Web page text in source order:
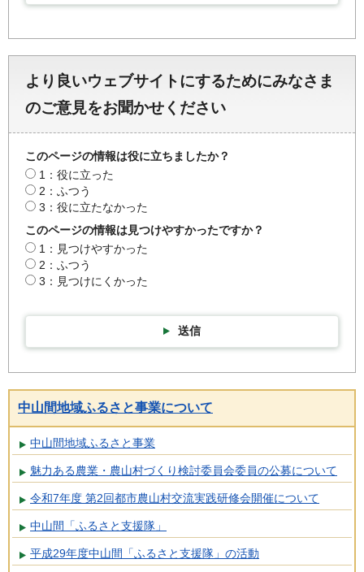
より良いウェブサイトにするためにみなさま
のご意見をお聞かせください
このページの情報は役に立ちましたか？
1：役に立った
2：ふつう
3：役に立たなかった
このページの情報は見つけやすかったですか？
1：見つけやすかった
2：ふつう
3：見つけにくかった
送信
中山間地域ふるさと事業について
中山間地域ふるさと事業
魅力ある農業・農山村づくり検討委員会委員の公募について
令和7年度 第2回都市農山村交流実践研修会開催について
中山間「ふるさと支援隊」
平成29年度中山間「ふるさと支援隊」の活動